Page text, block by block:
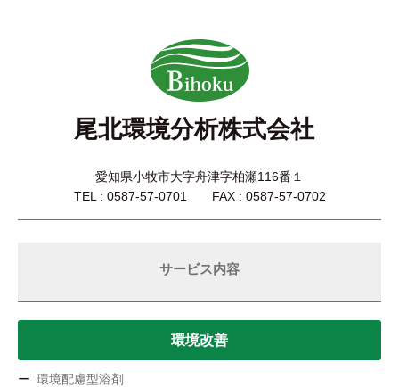
尾北環境分析株式会社
愛知県小牧市大字舟津字柏瀬116番１
TEL : 0587-57-0701 FAX : 0587-57-0702
サービス内容
環境改善
環境配慮型溶剤